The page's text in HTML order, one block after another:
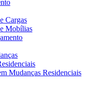
Cargas
Mobílias
Mudanças Residenciais